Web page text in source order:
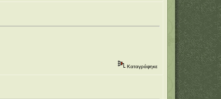
Καταγράφηκε